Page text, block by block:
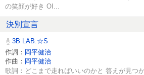
の笑顔が好き OI...
決別宣言
3B LAB.☆S
作詞： 岡平健治
作曲： 岡平健治
歌詞：どこまで走ればいいのかと 答えが見つ